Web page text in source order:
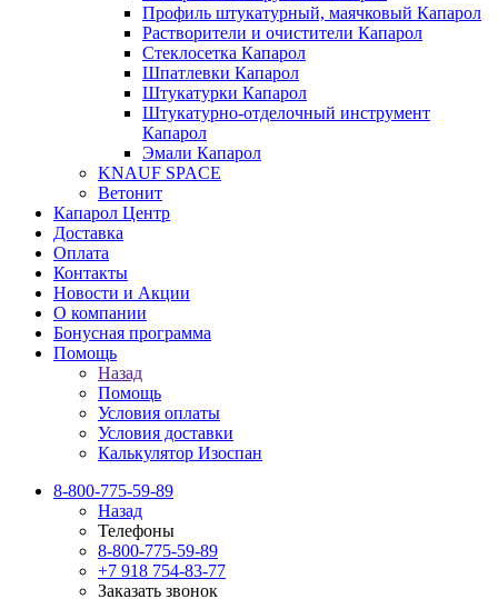
Профиль штукатурный, маячковый Капарол
Растворители и очистители Капарол
Cтеклосетка Капарол
Шпатлевки Капарол
Штукатурки Капарол
Штукатурно-отделочный инструмент
Капарол
Эмали Капарол
KNAUF SPACE
Ветонит
Капарол Центр
Доставка
Оплата
Контакты
Новости и Акции
О компании
Бонусная программа
Помощь
Назад
Помощь
Условия оплаты
Условия доставки
Калькулятор Изоспан
8-800-775-59-89
Назад
Телефоны
8-800-775-59-89
+7 918 754-83-77
Заказать звонок